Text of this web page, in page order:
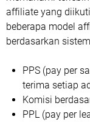
affiliate yang
beberapa model
berdasarkan
PPS (pay per
terima setiap
Komisi
PPL (pay per